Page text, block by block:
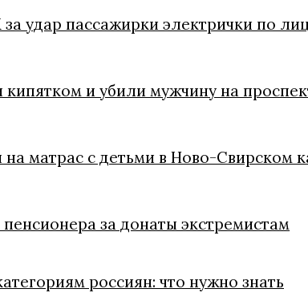
удар пассажирки электрички по
и убили мужчину на
матрас с детьми в Ново-Свирском
за донаты экстремистам
россиян: что нужно знать